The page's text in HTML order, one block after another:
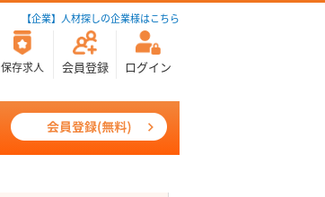
【企業】人材探しの企業様はこちら
保存求人 会員登録 ログイン